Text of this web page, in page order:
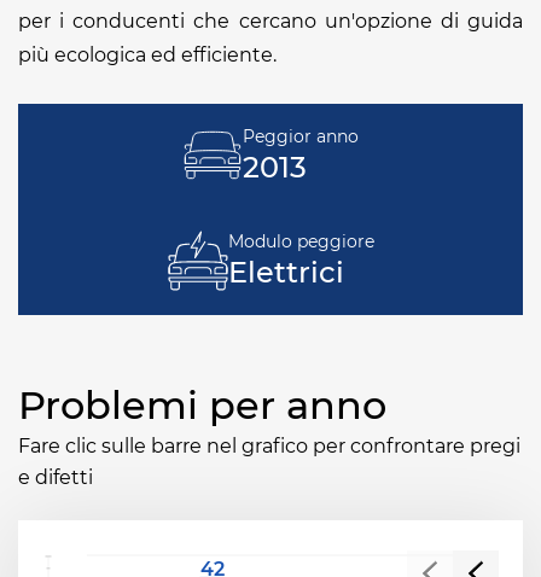
per i conducenti che cercano un'opzione di guida
più ecologica ed efficiente.
Peggior anno
2013
Modulo peggiore
Elettrici
Problemi per anno
Fare clic sulle barre nel grafico per confrontare pregi
e difetti